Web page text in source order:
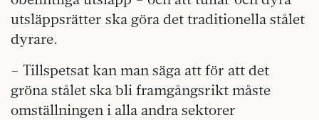
utsläppsrätter ska göra det traditionella stålet
dyrare.
– Tillspetsat kan man säga att för att det
gröna stålet ska bli framgångsrikt måste
omställningen i alla andra sektorer